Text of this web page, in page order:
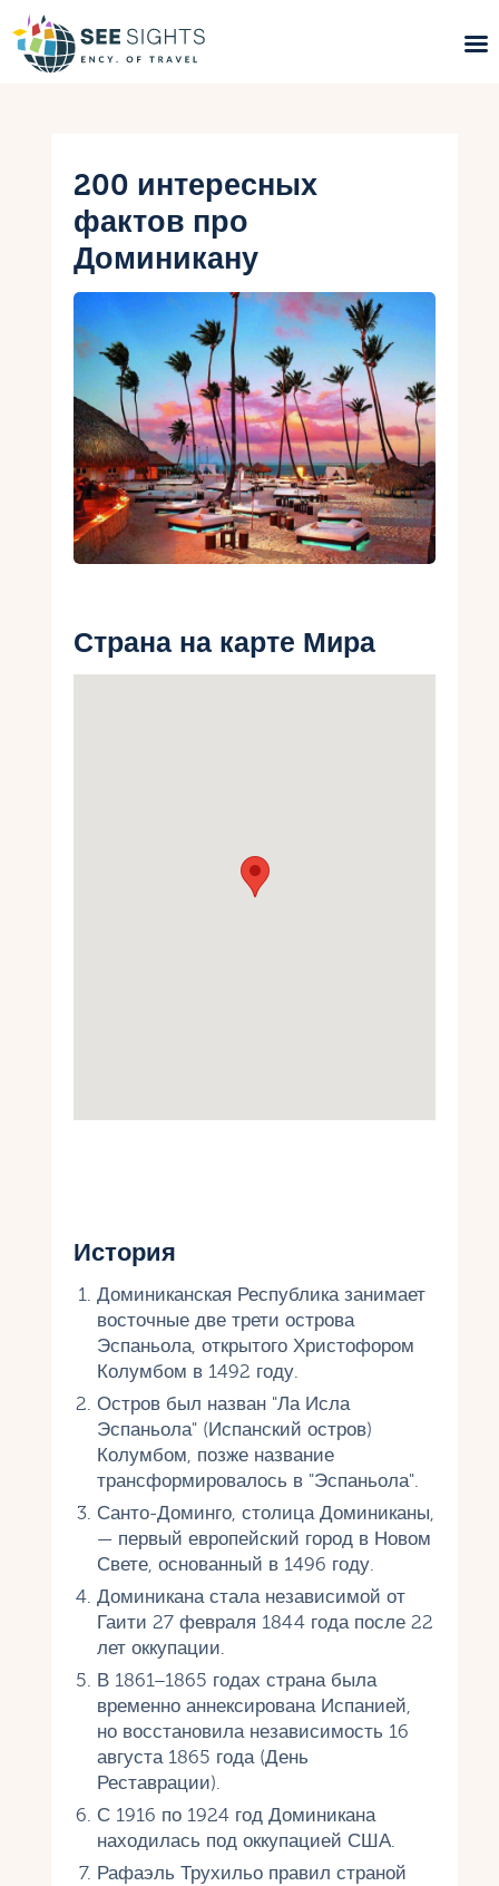
Горящие туры
Типы Туров
Страны
Инфо
Блог
Контакты
Укр
200 интересных
фактов про
Доминикану
Страна на карте Мира
История
Доминиканская Республика занимает
восточные две трети острова
Эспаньола, открытого Христофором
Колумбом в 1492 году.
Остров был назван "Ла Исла
Эспаньола" (Испанский остров)
Колумбом, позже название
трансформировалось в "Эспаньола".
Санто-Доминго, столица Доминиканы,
— первый европейский город в Новом
Свете, основанный в 1496 году.
Доминикана стала независимой от
Гаити 27 февраля 1844 года после 22
лет оккупации.
В 1861–1865 годах страна была
временно аннексирована Испанией,
но восстановила независимость 16
августа 1865 года (День
Реставрации).
С 1916 по 1924 год Доминикана
находилась под оккупацией США.
Рафаэль Трухильо правил страной